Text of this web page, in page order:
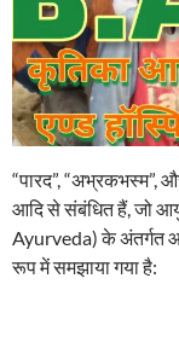
“पारद”, “अभ्रकभस्म”,
आदि से संबंधित हैं, जो
Ayurveda) के अंतर्गत
रूप में समझाया गया है: